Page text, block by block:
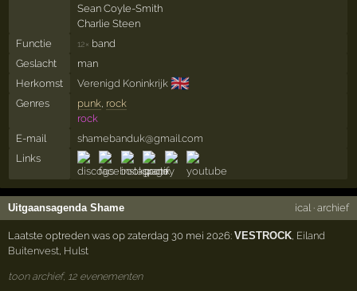
Sean Coyle-Smith
Charlie Steen
Functie
12× band
Geslacht
man
Herkomst
Verenigd Koninkrijk 🇬🇧
Genres punk, rock
rock
E-mail
shamebanduk@gmail.com
Links
Uitgaansagenda Shame ical· archief
Laatste optreden was op zaterdag 30 mei 2026:VESTROCK Eiland
Buitenvest Hulst
toon archief, 12 evenementen